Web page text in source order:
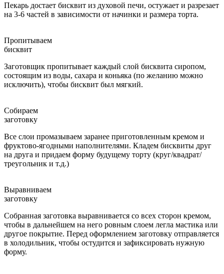
Пекарь достает бисквит из духовой печи, остужает и разрезает
на 3-6 частей в зависимости от начинки и размера торта.
Пропитываем
бисквит
Заготовщик пропитывает каждый слой бисквита сиропом,
состоящим из воды, сахара и коньяка (по желанию можно
исключить), чтобы бисквит был мягкий.
Собираем
заготовку
Все слои промазываем заранее приготовленным кремом и
фруктово-ягодными наполнителями. Кладем бисквиты друг
на друга и придаем форму будущему торту (круг/квадрат/
треугольник и т.д.)
Выравниваем
заготовку
Собранная заготовка выравнивается со всех сторон кремом,
чтобы в дальнейшем на него ровным слоем легла мастика или
другое покрытие. Перед оформлением заготовку отправляется
в холодильник, чтобы остудится и зафиксировать нужную
форму.